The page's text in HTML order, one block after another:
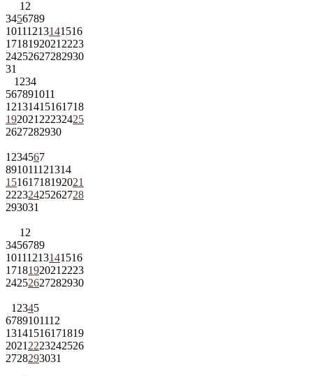
1 2
3456789
10111213141516
1718192021 2223
24252627282930
31
1 234
567891011
12131415161718
192021 22232425
2627282930
1 234567
891011121314
15161718192021
22232425262728
293031
1 2
3456789
10111213141516
1718192021 2223
24252627282930
1 2345
6789101112
13141516171819
2021 2223242526
2728293031